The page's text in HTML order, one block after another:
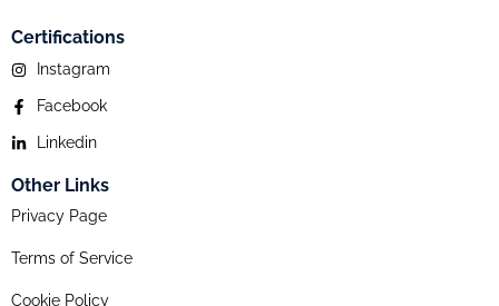
Certifications
Instagram
Facebook
Linkedin
Other Links
Privacy Page
Terms of Service
Cookie Policy